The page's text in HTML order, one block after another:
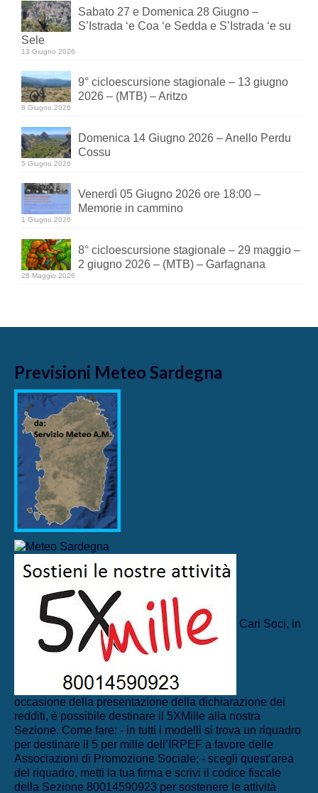
Sabato 27 e Domenica 28 Giugno –
S’Istrada ‘e Coa ‘e Sedda e S’Istrada ‘e su
Sele
13 Giugno 2026
9° cicloescursione stagionale – 13 giugno
2026 – (MTB) – Aritzo
8 Giugno 2026
Domenica 14 Giugno 2026 – Anello Perdu
Cossu
5 Giugno 2026
Venerdì 05 Giugno 2026 ore 18:00 –
Memorie in cammino
1 Giugno 2026
8° cicloescursione stagionale – 29 maggio –
2 giugno 2026 – (MTB) – Garfagnana
28 Maggio 2026
Previsioni Meteo Sardegna
Cari Soci, in
occasione della presentazione della dichiarazione dei
redditi, è possibile destinare il 5XMille alla nostra
Sezione. Come fare: - in tutti i modelli si trova un riquadro
per destinare il 5 per mille dell’IRPEF a favore delle
Associazioni di Promozione Sociale; - scegli quest’area
del riquadro, metti la tua firma e scrivi il codice fiscale
della Sezione 80014590923 per sostenere le attività